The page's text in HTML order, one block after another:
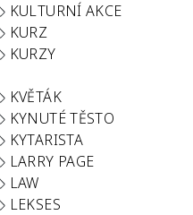
KULTURNÍ AKCE
KURZ
KURZY
KVĚTÁK
KYNUTÉ TĚSTO
KYTARISTA
LARRY PAGE
LAW
LEKSES